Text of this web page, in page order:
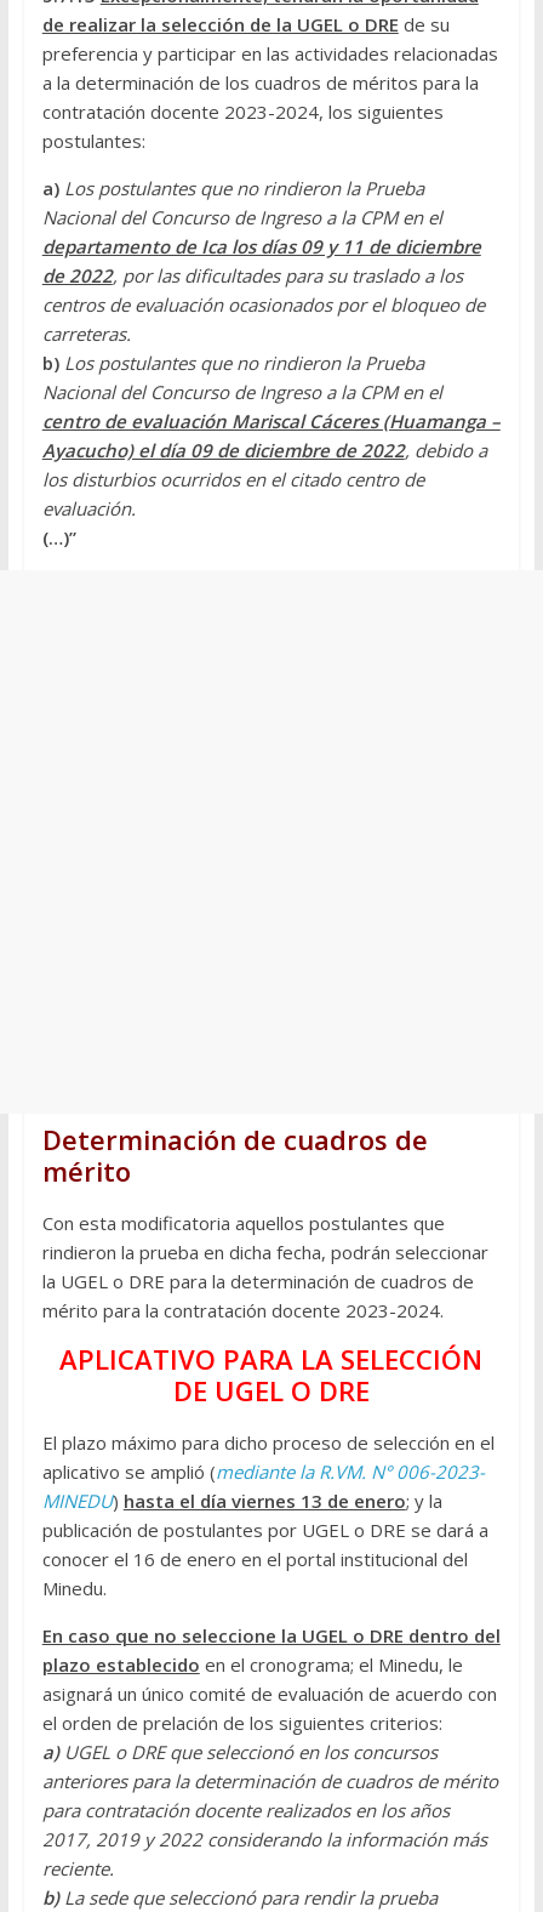
de realizar la selección de la UGEL o DRE de su
preferencia y participar en las actividades relacionadas
a la determinación de los cuadros de méritos para la
contratación docente 2023-2024, los siguientes
postulantes:
a) Los postulantes que no rindieron la Prueba
Nacional del Concurso de Ingreso a la CPM en el
departamento de Ica los días 09 y 11 de diciembre
de 2022, por las dificultades para su traslado a los
centros de evaluación ocasionados por el bloqueo de
carreteras.
b)Los postulantes que no rindieron la Prueba
Nacional del Concurso de Ingreso a la CPM en el
centro de evaluación Mariscal Cáceres (Huamanga –
Ayacucho) el día 09 de diciembre de 2022, debido a
los disturbios ocurridos en el citado centro de
evaluación.
(…)”
Determinación de cuadros de
mérito
Con esta modificatoria aquellos postulantes que
rindieron la prueba en dicha fecha, podrán seleccionar
la UGEL o DRE para la determinación de cuadros de
mérito para la contratación docente 2023-2024.
APLICATIVO PARA LA SELECCIÓN
DE UGEL O DRE
El plazo máximo para dicho proceso de selección en el
aplicativo se amplió (mediante la R.VM. N° 006-2023-
MINEDU) hasta el día viernes 13 de enero; y la
publicación de postulantes por UGEL o DRE se dará a
conocer el 16 de enero en el portal institucional del
Minedu.
En caso que no seleccione la UGEL o DRE dentro del
plazo establecido en el cronograma; el Minedu, le
asignará un único comité de evaluación de acuerdo con
el orden de prelación de los siguientes criterios:
a)UGEL o DRE que seleccionó en los concursos
anteriores para la determinación de cuadros de mérito
para contratación docente realizados en los años
2017, 2019 y 2022 considerando la información más
reciente.
b)La sede que seleccionó para rendir la prueba